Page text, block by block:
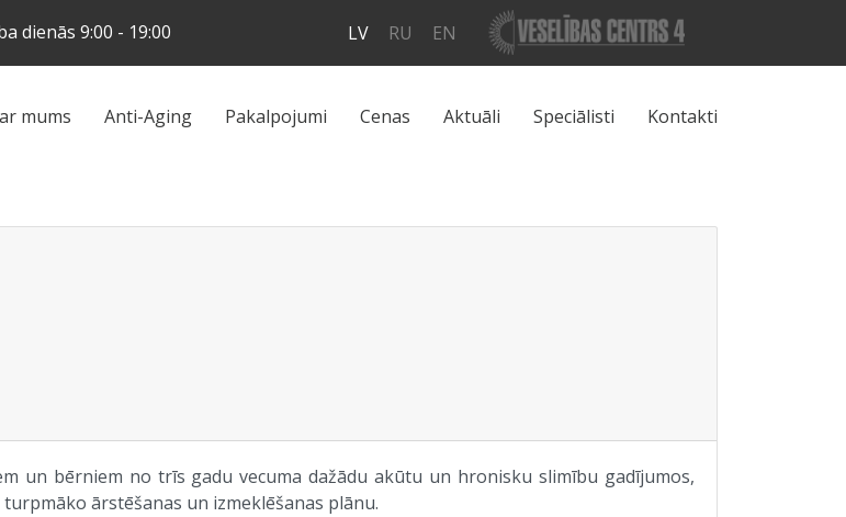
to
main
dienās 9:00 - 19:00 LV RU EN
mums Anti-Aging Pakalpojumi Cenas Aktuāli Speciālisti Kontakti
un bērniem no trīs gadu vecuma dažādu akūtu un hronisku slimību gadījumos,
ārstēšanas un izmeklēšanas plānu.